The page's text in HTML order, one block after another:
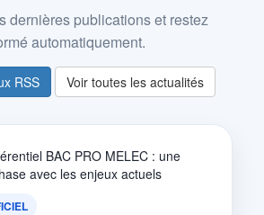
dernières publications et restez
automatiquement.
RSS Voir toutes les actualités